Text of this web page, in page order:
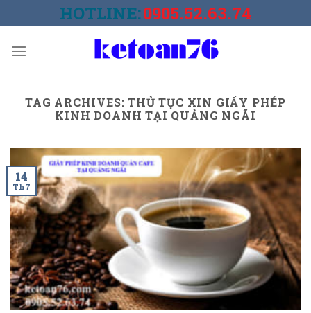
to
HOTLINE:0905.52.63.74
TAG ARCHIVES:THỦ TỤC XIN GIẤY PHÉP
KINH DOANH TẠI QUẢNG NGÃI
14
Th7